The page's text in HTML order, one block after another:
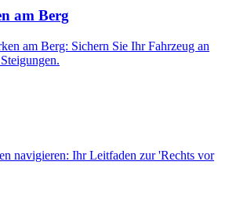
am Berg
am Berg: Sichern Sie Ihr Fahrzeug an
navigieren: Ihr Leitfaden zur 'Rechts vor